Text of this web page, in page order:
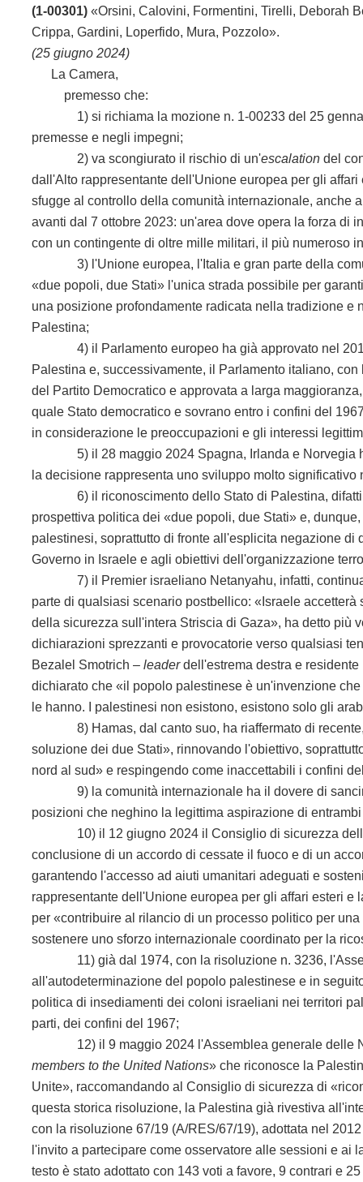
(1-00301) «Orsini, Calovini, Formentini, Tirelli, Deborah
Crippa, Gardini, Loperfido, Mura, Pozzolo».
(25 giugno 2024)
La Camera,
premesso che:
1) si richiama la mozione n. 1-00233 del 25
premesse e negli impegni;
2) va scongiurato il rischio di un'escalation del
dall'Alto rappresentante dell'Unione europea per gli
sfugge al controllo della comunità internazionale, anche
avanti dal 7 ottobre 2023: un'area dove opera la forza di
con un contingente di oltre mille militari, il più numeroso
3) l'Unione europea, l'Italia e gran parte della
«due popoli, due Stati» l'unica strada possibile per
una posizione profondamente radicata nella tradizione
Palestina;
4) il Parlamento europeo ha già approvato nel 2014
Palestina e, successivamente, il Parlamento italiano,
del Partito Democratico e approvata a larga
quale Stato democratico e sovrano entro i confini del
in considerazione le preoccupazioni e gli interessi
5) il 28 maggio 2024 Spagna, Irlanda e Norvegia
la decisione rappresenta uno sviluppo molto
6) il riconoscimento dello Stato di Palestina, difatti,
prospettiva politica dei «due popoli, due Stati» e,
palestinesi, soprattutto di fronte all'esplicita negazione
Governo in Israele e agli obiettivi dell'organizzazione
7) il Premier israeliano Netanyahu, infatti, continua
parte di qualsiasi scenario postbellico: «Israele
della sicurezza sull'intera Striscia di Gaza», ha detto più
dichiarazioni sprezzanti e provocatorie verso qualsiasi
Bezalel Smotrich –leaderdell'estrema destra e
dichiarato che «il popolo palestinese è un'invenzione
le hanno. I palestinesi non esistono, esistono solo gli
8) Hamas, dal canto suo, ha riaffermato di recente,
soluzione dei due Stati», rinnovando l'obiettivo,
nord al sud» e respingendo come inaccettabili i confini
9) la comunità internazionale ha il dovere di
posizioni che neghino la legittima aspirazione di
10) il 12 giugno 2024 il Consiglio di sicurezza delle
conclusione di un accordo di cessate il fuoco e di un
garantendo l'accesso ad aiuti umanitari adeguati e
rappresentante dell'Unione europea per gli affari esteri
per «contribuire al rilancio di un processo politico per
sostenere uno sforzo internazionale coordinato per la
11) già dal 1974, con la risoluzione n. 3236,
all'autodeterminazione del popolo palestinese e in
politica di insediamenti dei coloni israeliani nei territori
parti, dei confini del 1967;
12) il 9 maggio 2024 l'Assemblea generale delle
members to the United Nations» che riconosce la
Unite», raccomandando al Consiglio di sicurezza di
questa storica risoluzione, la Palestina già rivestiva
con la risoluzione 67/19 (A/RES/67/19), adottata nel
l'invito a partecipare come osservatore alle sessioni e
testo è stato adottato con 143 voti a favore, 9 contrari e